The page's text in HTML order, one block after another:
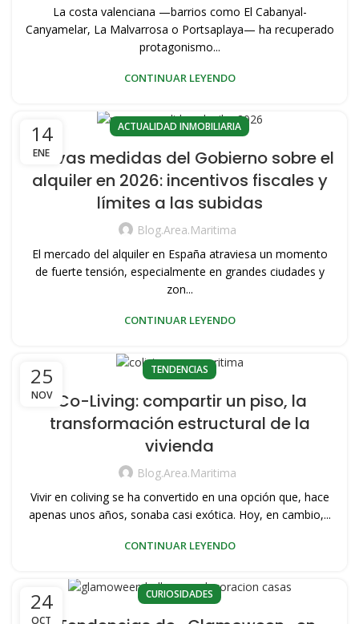
La costa valenciana —barrios como El Cabanyal-
Canyamelar, La Malvarrosa o Portsaplaya— ha recuperado
protagonismo...
CONTINUAR LEYENDO
14
ENE
ACTUALIDAD INMOBILIARIA
Nuevas medidas del Gobierno sobre el
alquiler en 2026: incentivos fiscales y
límites a las subidas
Blog.area.maritima
El mercado del alquiler en España atraviesa un momento
de fuerte tensión, especialmente en grandes ciudades y
zon...
CONTINUAR LEYENDO
25
NOV
TENDENCIAS
Co-Living: compartir un piso, la
transformación estructural de la
vivienda
Blog.area.maritima
Vivir en coliving se ha convertido en una opción que, hace
apenas unos años, sonaba casi exótica. Hoy, en cambio,...
CONTINUAR LEYENDO
24
OCT
CURIOSIDADES